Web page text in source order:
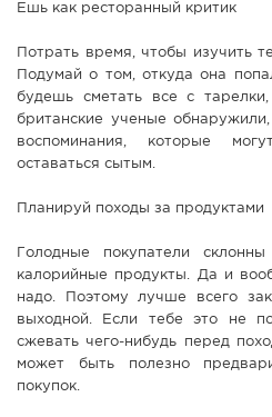
Ешь как ресторанный критик
Потрать время, чтобы изучить
Подумай о том, откуда она
будешь сметать все с
британские ученые
воспоминания, которые
оставаться сытым.
Планируй походы за продуктами
Голодные покупатели
калорийные продукты. Да и
надо. Поэтому лучше всего
выходной. Если тебе это не
сжевать чего-нибудь перед
может быть полезно
покупок.